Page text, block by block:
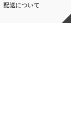
配送について